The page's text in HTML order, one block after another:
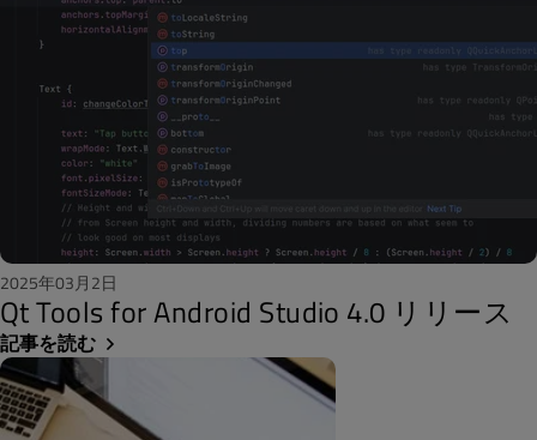
2025年03月2日
Qt Tools for Android Studio 4.0 リリース
記事を読む